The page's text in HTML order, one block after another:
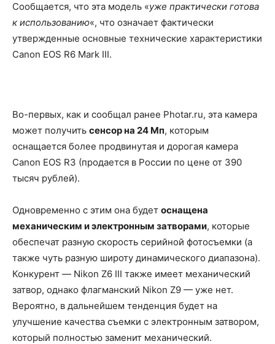
Сообщается, что эта модель «уже практически готова
к использованию«, что означает фактически
утвержденные основные технические характеристики
Canon EOS R6 Mark III.
Во-первых, как и сообщал ранее Photar.ru, эта камера
может получить сенсор на 24 Мп, которым
оснащается более продвинутая и дорогая камера
Canon EOS R3 (продается в России по цене от 390
тысяч рублей).
Одновременно с этим она будет оснащена
механическим и электронным затворами, которые
обеспечат разную скорость серийной фотосъемки (а
также чуть разную широту динамического диапазона).
Конкурент — Nikon Z6 III также имеет механический
затвор, однако флагманский Nikon Z9 — уже нет.
Вероятно, в дальнейшем тенденция будет на
улучшение качества съемки с электронным затвором,
который полностью заменит механический.